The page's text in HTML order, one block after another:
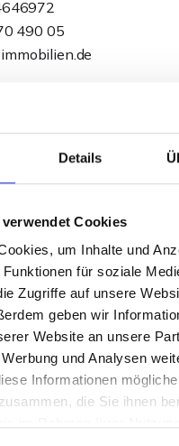
Details
Cookies
um Inhalte und
für soziale
Zugriffe auf unsere
geben wir
Website an unsere
und Analysen
Informationen
die Sie ihnen
490 05
(Bedarfsausweis)
kWh / (m²*a)